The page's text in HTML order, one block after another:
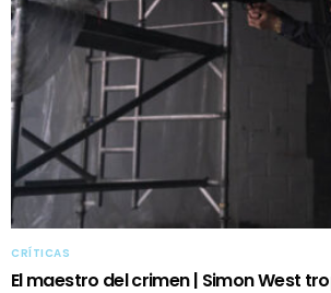
CRÍTICAS
El maestro del crimen | Simon West